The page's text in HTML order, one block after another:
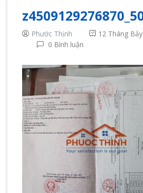
Phước Thịnh
12 Tháng
0 Bình luận